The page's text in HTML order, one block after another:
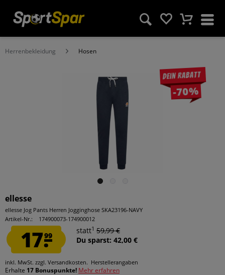
Herrenbekleidung Hosen
Dein Rabatt
-70%
ellesse
ellesse Jog Pants Herren Jogginghose SKA23196-NAVY
Artikel-Nr.:
174900073-174900012
17.99
statt1 59,99 €
Du sparst: 42,00 €
inkl. MwSt. zzgl. Versandkosten. Herstellerangaben
Erhalte 17 Bonuspunkte! Mehr erfahren